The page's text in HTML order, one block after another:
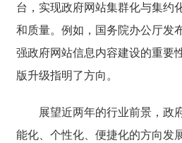
台，实现政府网站集群化与集约
和质量。例如，国务院办公厅发
强政府网站信息内容建设的重要
版升级指明了方向。
展望近两年的行业前景，政
能化、个性化、便捷化的方向发